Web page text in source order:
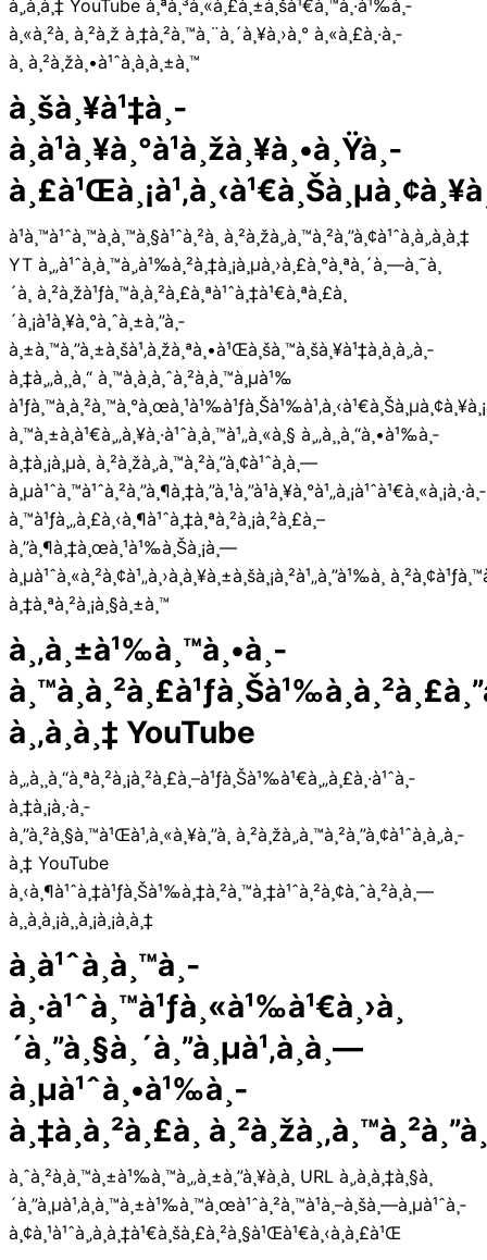
à¸‚à¸­à¸‡ YouTube à¸ªà¸³à¸«à¸£à¸±à¸šà¹€à¸™à¸·à¹‰à¸­
à¸«à¸²à¸ à¸²à¸ž à¸‡à¸²à¸™à¸¨à¸´à¸¥à¸›à¸° à¸«à¸£à¸·à¸­
à¸ à¸²à¸žà¸•à¹ˆà¸­à¸à¸±à¸™
à¸šà¸¥à¹‡à¸­
à¸à¹à¸¥à¸°à¹à¸žà¸¥à¸•à¸Ÿà¸­
à¹à¸™à¹ˆà¸™à¸­à¸™à¸§à¹ˆà¸²à¸ à¸²à¸žà¸‚à¸™à¸²à¸”à¸¢à¹ˆà¸­à¸‚à¸­à¸‡
YT à¸„à¹ˆà¸­à¸™à¸‚à¹‰à¸²à¸‡à¸¡à¸µà¸›à¸£à¸°à¸ªà¸´à¸—à¸˜à¸
´à¸ à¸²à¸žà¹ƒà¸™à¸à¸²à¸£à¸ªà¹ˆà¸‡à¹€à¸ªà¸£à¸
´à¸¡à¹à¸¥à¸°à¸ˆà¸±à¸”à¸­
à¸±à¸™à¸”à¸±à¸šà¹‚à¸žà¸ªà¸•à¹Œà¸šà¸™à¸šà¸¥à¹‡à¸­à¸à¸‚à¸­
à¸‡à¸„à¸¸à¸“ à¸™à¸­à¸à¸ˆà¸²à¸à¸™à¸µà¹‰
à¸™à¸±à¸à¹€à¸„à¸¥à¸·à¹ˆà¸­à¸™à¹„à¸«à¸§ à¸„à¸¸à¸“à¸•à¹‰à¸­
à¸‡à¸¡à¸µà¸ à¸²à¸žà¸‚à¸™à¸²à¸”à¸¢à¹ˆà¸­à¸—
à¸µà¹ˆà¸™à¹ˆà¸²à¸”à¸¶à¸‡à¸”à¸¹à¸”à¹à¸¥à¸°à¹„à¸¡à¹ˆà¹€à¸«à¸¡à¸·à¸­
à¸™à¹ƒà¸„à¸£à¸‹à¸¶à¹ˆà¸‡à¸ªà¸²à¸¡à¸²à¸£à¸–
à¸”à¸¶à¸‡à¸œà¸¹à¹‰à¸Šà¸¡à¸—
à¸µà¹ˆà¸«à¸²à¸¢à¹„à¸›à¸à¸¥à¸±à¸šà¸¡à¸²à¹„à¸”à¹‰à¸
à¸‡à¸ªà¸²à¸¡à¸§à¸±à¸™
à¸‚à¸±à¹‰à¸™à¸•à¸­
à¸‚à¸­à¸‡ YouTube
à¸„à¸¸à¸“à¸ªà¸²à¸¡à¸²à¸£à¸–à¹ƒà¸Šà¹‰à¹€à¸„à¸£à¸·à¹ˆà¸­
à¸‡à¸¡à¸·à¸­
à¸”à¸²à¸§à¸™à¹Œà¹‚à¸«à¸¥à¸”à¸ à¸²à¸žà¸‚à¸™à¸²à¸”à¸¢à¹ˆà¸­à¸‚à¸­
à¸‡ YouTube
à¸‹à¸¶à¹ˆà¸‡à¹ƒà¸Šà¹‰à¸‡à¸²à¸™à¸‡à¹ˆà¸²à¸¢à¸ˆà¸²à¸à¸—
à¸¸à¸à¸¡à¸¸à¸¡à¸¡à¸­à¸‡
à¸à¹ˆà¸­à¸™à¸­
à¸·à¹ˆà¸™à¹ƒà¸«à¹‰à¹€à¸›à¸
´à¸”à¸§à¸´à¸”à¸µà¹‚à¸­à¸—
à¸µà¹ˆà¸•à¹‰à¸­
à¸‡à¸à¸²à¸£à¸
à¸ˆà¸²à¸à¸™à¸±à¹‰à¸™à¸„à¸±à¸”à¸¥à¸­à¸ URL à¸‚à¸­à¸‡à¸§à¸
´à¸”à¸µà¹‚à¸­à¸™à¸±à¹‰à¸™à¸œà¹ˆà¸²à¸™à¹à¸–à¸šà¸—à¸µà¹ˆà¸­
à¸¢à¸¹à¹ˆà¸‚à¸­à¸‡à¹€à¸šà¸£à¸²à¸§à¹Œà¹€à¸‹à¸­à¸£à¹Œ